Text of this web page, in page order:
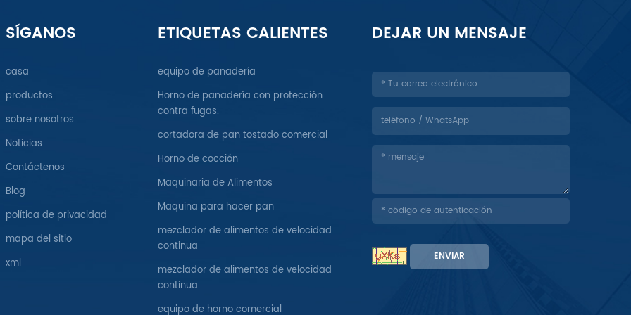
SÍGANOS
casa
productos
sobre nosotros
Noticias
Contáctenos
Blog
política de privacidad
mapa del sitio
xml
ETIQUETAS CALIENTES
equipo de panadería
Horno de panadería con protección
contra fugas.
cortadora de pan tostado comercial
Horno de cocción
Maquinaria de Alimentos
Maquina para hacer pan
mezclador de alimentos de velocidad
continua
mezclador de alimentos de velocidad
continua
equipo de horno comercial
DEJAR UN MENSAJE
ENVIAR